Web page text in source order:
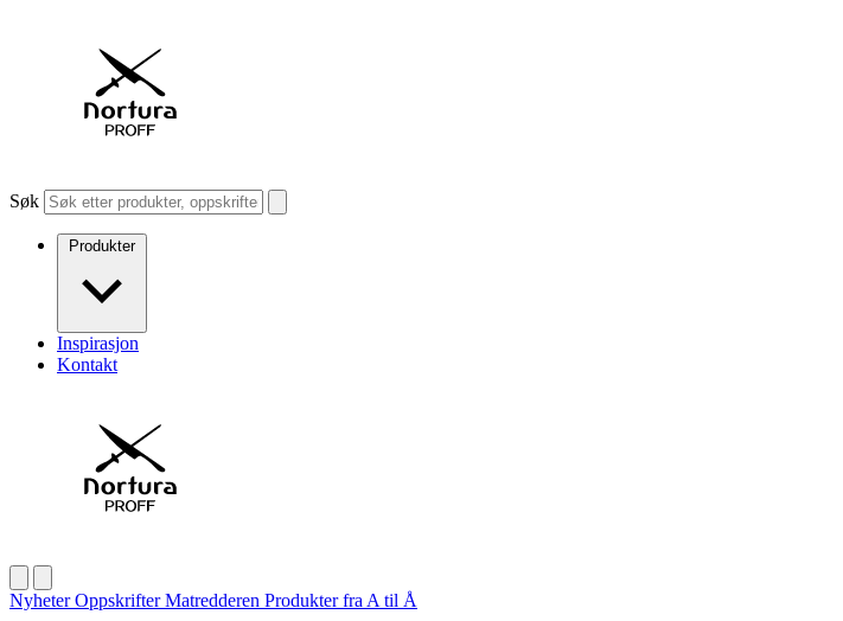
Søk
Produkter
Inspirasjon
Kontakt
NyheterOppskrifterMatredderen Produkter fra A til Å